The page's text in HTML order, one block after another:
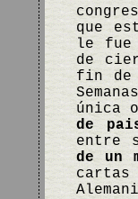
que
le fue
de
fin de
única
de
entre
de un